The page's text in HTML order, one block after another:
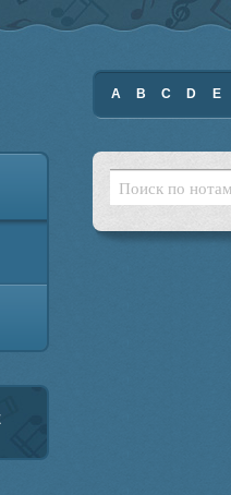
A B C D E